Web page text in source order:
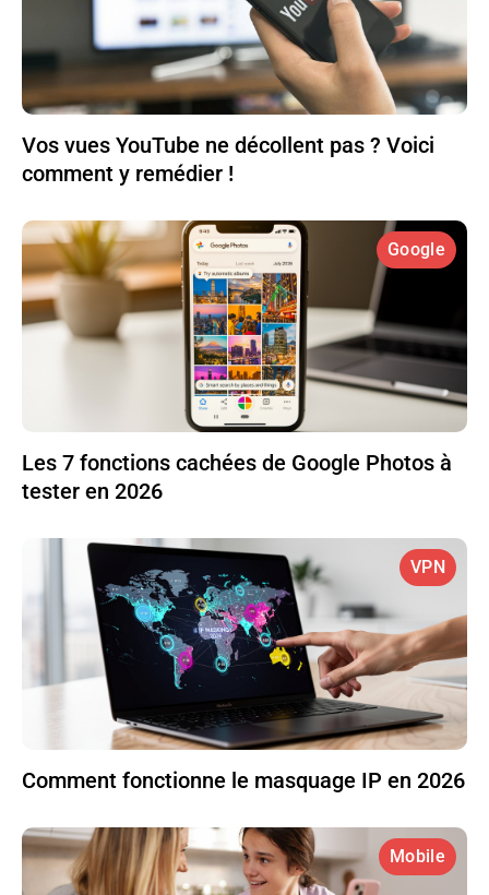
Vos vues YouTube ne décollent pas ? Voici
comment y remédier !
Google
Les 7 fonctions cachées de Google Photos à
tester en 2026
VPN
Comment fonctionne le masquage IP en 2026
Mobile